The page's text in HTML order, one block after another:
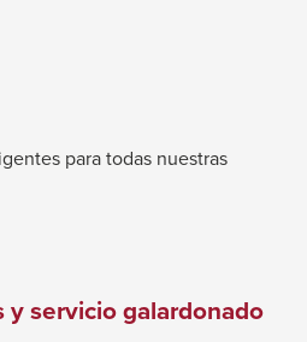
para todas nuestras
y servicio galardonado